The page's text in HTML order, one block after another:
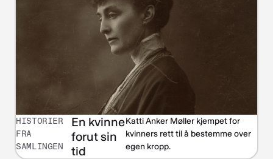
HISTORIER
FRA
SAMLINGEN
En kvinne
forut sin
tid
Katti Anker Møller kjempet for
kvinners rett til å bestemme over
egen kropp.